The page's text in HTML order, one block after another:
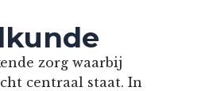
zorg waarbij
centraal staat. In